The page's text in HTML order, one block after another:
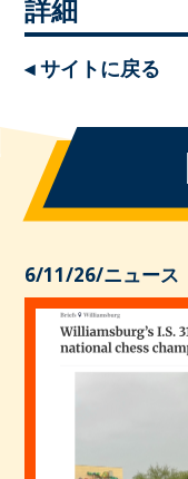
詳細
◂ サイトに戻る
6/11/26/ニュース